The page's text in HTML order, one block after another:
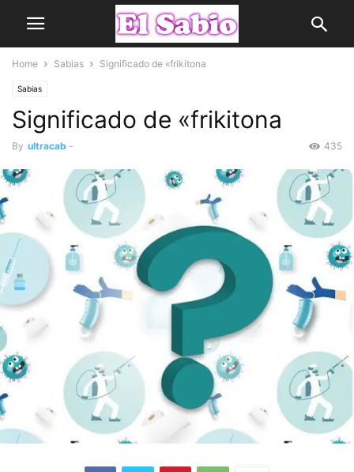
Home Sabias Significado de «frikitona
Sabias
Significado de «frikitona
By ultracab - 435